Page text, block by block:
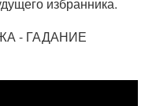
- ГАДАНИЕ